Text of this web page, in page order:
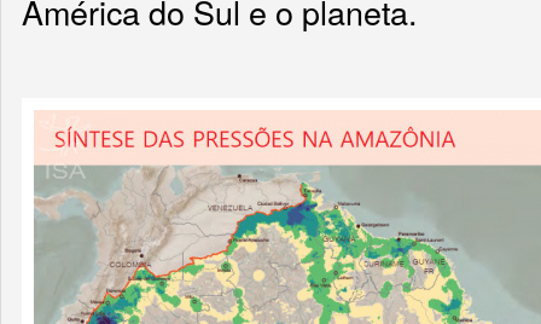
América do Sul e o planeta.